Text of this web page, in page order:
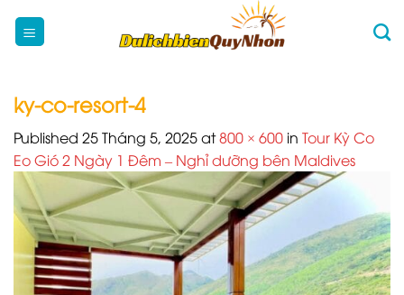
ky-co-resort-4
Published 25 Tháng 5, 2025at800 × 600 in Tour Kỳ Co
Eo Gió 2 Ngày 1 Đêm – Nghỉ dưỡng bên Maldives